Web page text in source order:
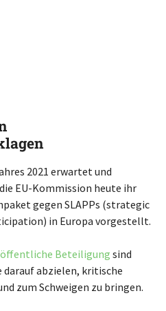
2021 erwartet und
EU-Kommission heute ihr
gegen SLAPPs (strategic
in Europa vorgestellt.
Beteiligung sind
darauf abzielen, kritische
zum Schweigen zu bringen.